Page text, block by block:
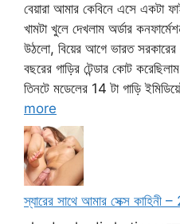
বেয়ারা আমার কেবিনে এসে একটা
খামটা খুলে দেখলাম অর্ডার
উঠলো, বিয়ের আগে ভারত সরকারের
বছরের গাড়ির টেন্ডার কোট
তিনটে মডেলের 14 টা গাড়ি
more
স্যারের সাথে আমার সেক্স কাহিনী –